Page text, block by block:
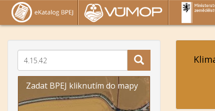
Zadat BPEJ kliknutím do mapy